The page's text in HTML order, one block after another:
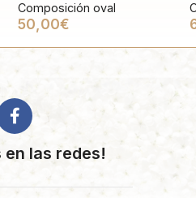
Composición oval
50,00€
en las redes!